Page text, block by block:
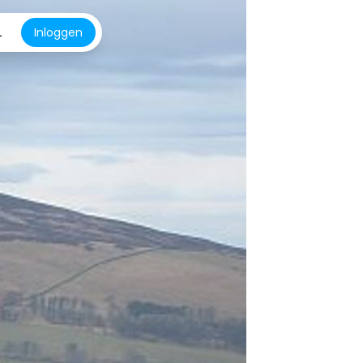
Inloggen